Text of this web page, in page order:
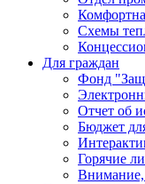
Схемы
Для граждан
Фонд
Отчет об
Бюджет
Горячие
Внимание,